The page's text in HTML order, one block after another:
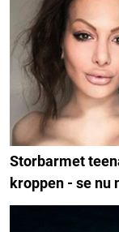
Storbarmet
kroppen - se nu